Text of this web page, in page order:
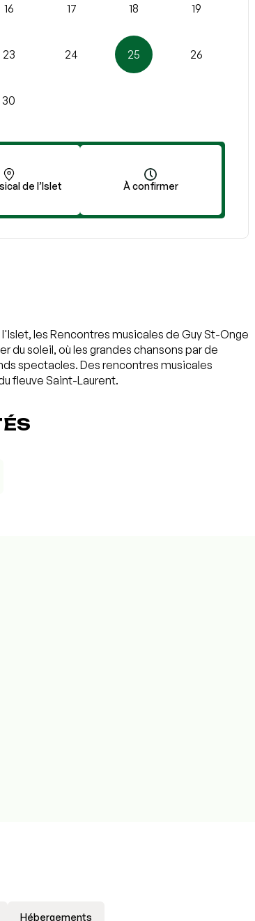
16 17 18 19
23 24 25 26
30
de l’Islet À confirmer
les Rencontres musicales de Guy St-Onge
du soleil, où les grandes chansons par de
spectacles. Des rencontres musicales
fleuve Saint-Laurent.
Hébergements